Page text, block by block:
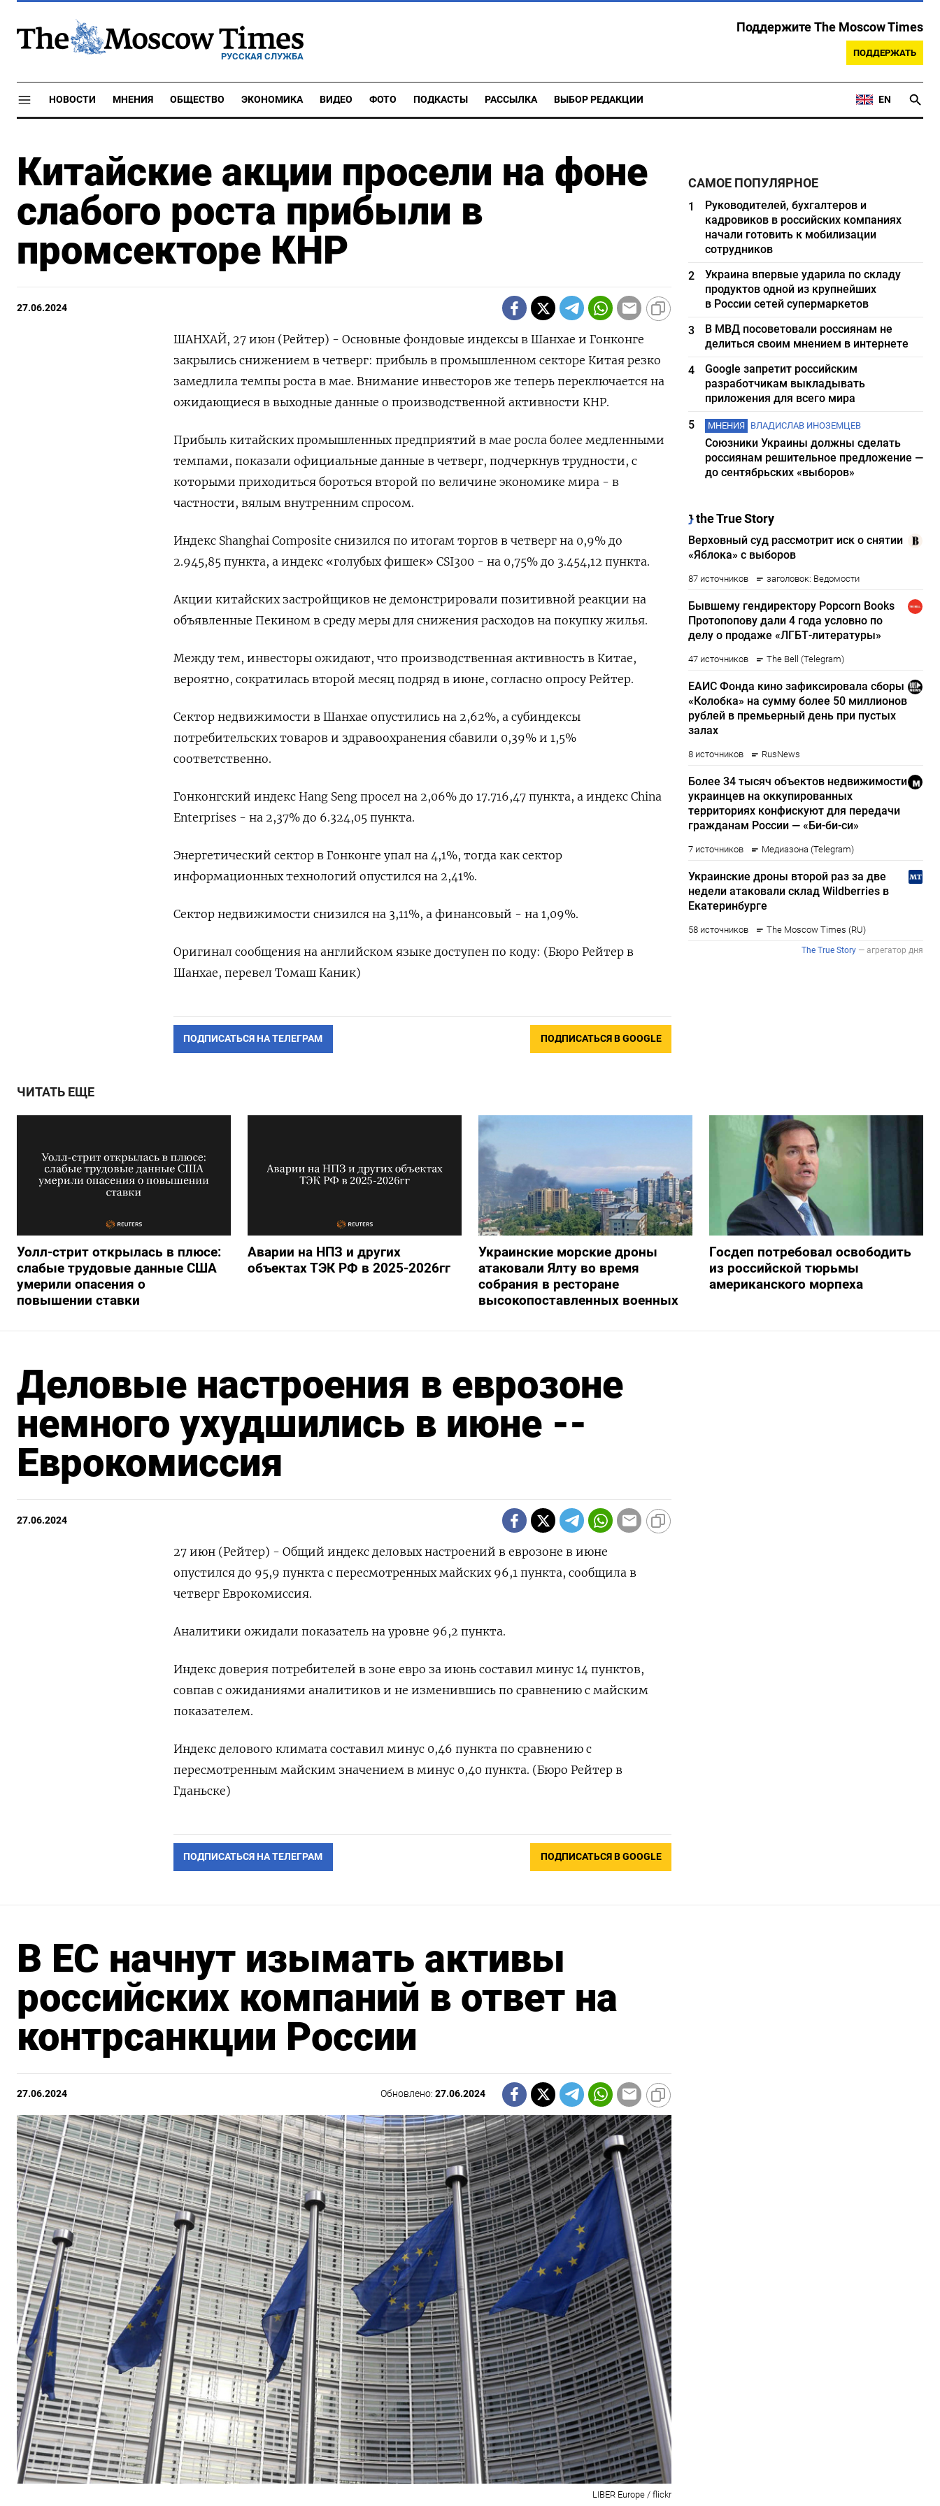
РУССКАЯ СЛУЖБА
Поддержите The Moscow Times
ПОДДЕРЖАТЬ
НОВОСТИ МНЕНИЯ ОБЩЕСТВО ЭКОНОМИКА ВИДЕО ФОТО ПОДКАСТЫ РАССЫЛКА ВЫБОР РЕДАКЦИИ EN
Китайские акции просели на фоне
слабого роста прибыли в
промсекторе КНР
27.06.2024
ШАНХАЙ, 27 июн (Рейтер) - Основные фондовые индексы в Шанхае и Гонконге
закрылись снижением в четверг: прибыль в промышленном секторе Китая резко
замедлила темпы роста в мае. Внимание инвесторов же теперь переключается на
ожидающиеся в выходные данные о производственной активности КНР.
Прибыль китайских промышленных предприятий в мае росла более медленными
темпами, показали официальные данные в четверг, подчеркнув трудности, с
которыми приходиться бороться второй по величине экономике мира - в
частности, вялым внутренним спросом.
Индекс Shanghai Composite снизился по итогам торгов в четверг на 0,9% до
2.945,85 пункта, а индекс «голубых фишек» CSI300 - на 0,75% до 3.454,12 пункта.
Акции китайских застройщиков не демонстрировали позитивной реакции на
объявленные Пекином в среду меры для снижения расходов на покупку жилья.
Между тем, инвесторы ожидают, что производственная активность в Китае,
вероятно, сократилась второй месяц подряд в июне, согласно опросу Рейтер.
Сектор недвижимости в Шанхае опустились на 2,62%​, а субиндексы
потребительских товаров и здравоохранения сбавили 0,39% и 1,5%
соответственно.
Гонконгский индекс Hang Seng просел на 2,06% до 17.716,47​ пункта, а индекс China
Enterprises - на 2,37% до 6.324,05 пункта.
Энергетический сектор в Гонконге упал на 4,1%, тогда как сектор
информационных технологий опустился на 2,41%.
Сектор недвижимости снизился на 3,11%, а финансовый - на 1,09%.
Оригинал сообщения на английском языке доступен по коду: (Бюро Рейтер в
Шанхае, перевел Томаш Каник)
ПОДПИСАТЬСЯ НА ТЕЛЕГРАМ ПОДПИСАТЬСЯ В GOOGLE
САМОЕ ПОПУЛЯРНОЕ
1
Руководителей, бухгалтеров и
кадровиков в российских компаниях
начали готовить к мобилизации
сотрудников
2
Украина впервые ударила по складу
продуктов одной из крупнейших
в России сетей супермаркетов
3
В МВД посоветовали россиянам не
делиться своим мнением в интернете
4
Google запретит российским
разработчикам выкладывать
приложения для всего мира
5
МНЕНИЯ ВЛАДИСЛАВ ИНОЗЕМЦЕВ
Союзники Украины должны сделать
россиянам решительное предложение —
до сентябрьских «выборов»
ЧИТАТЬ ЕЩЕ
Уолл-стрит открылась в плюсе:
слабые трудовые данные США
умерили опасения о
повышении ставки
Аварии на НПЗ и других
объектах ТЭК РФ в 2025-2026гг
Украинские морские дроны
атаковали Ялту во время
собрания в ресторане
высокопоставленных военных
Госдеп потребовал освободить
из российской тюрьмы
американского морпеха
Деловые настроения в еврозоне
немного ухудшились в июне --
Еврокомиссия
27.06.2024
27 июн (Рейтер) - Общий индекс деловых настроений в еврозоне в июне
опустился до 95,9 пункта с пересмотренных майских 96,1 пункта, сообщила в
четверг Еврокомиссия.
Аналитики ожидали показатель на уровне 96,2 пункта.
Индекс доверия потребителей в зоне евро за июнь составил минус 14 пунктов,
совпав с ожиданиями аналитиков и не изменившись по сравнению с майским
показателем.
Индекс делового климата составил минус 0,46 пункта по сравнению с
пересмотренным майским значением в минус 0,40 пункта. (Бюро Рейтер в
Гданьске)
ПОДПИСАТЬСЯ НА ТЕЛЕГРАМ ПОДПИСАТЬСЯ В GOOGLE
В ЕС начнут изымать активы
российских компаний в ответ на
контрсанкции России
27.06.2024 Обновлено:27.06.2024
LIBER Europe / flickr